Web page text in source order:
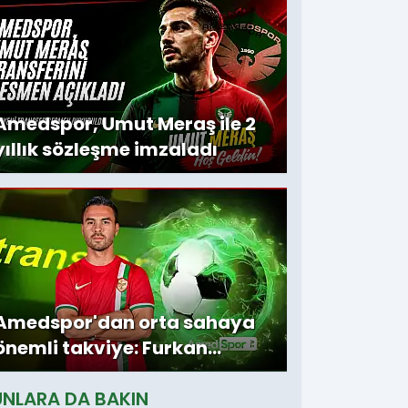
Umut Meraş ile 2
sözleşme imzaladı
orta sahaya
takviye: Furkan
ile sözleşme
DA BAKIN